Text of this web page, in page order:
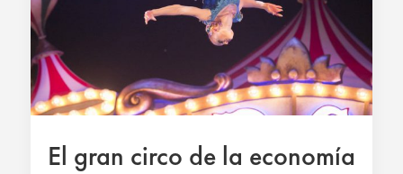
El gran circo de la economía